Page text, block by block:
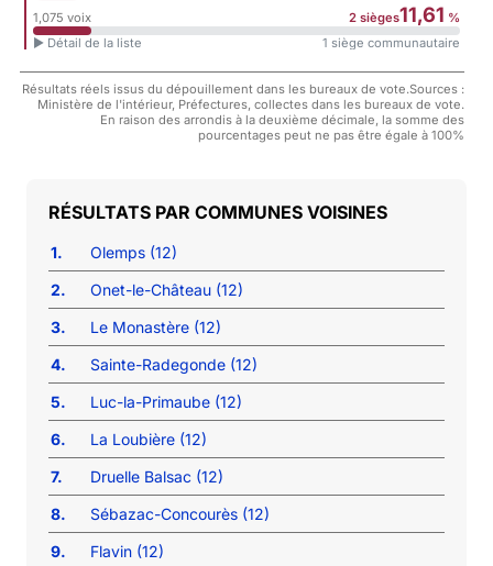
1,075 voix 2 sièges11,61 %
► Détail de la liste
1 siège communautaire
Résultats réels issus du dépouillement dans les bureaux de vote.Sources :
Ministère de l'intérieur, Préfectures, collectes dans les bureaux de vote.
En raison des arrondis à la deuxième décimale, la somme des
pourcentages peut ne pas être égale à 100%
COMMUNES VOISINES
1.
Olemps (12)
2.
Onet-le-Château (12)
3.
Le Monastère (12)
4.
Sainte-Radegonde (12)
5.
Luc-la-Primaube (12)
6.
La Loubière (12)
7.
Druelle Balsac (12)
8.
Sébazac-Concourès (12)
9.
Flavin (12)